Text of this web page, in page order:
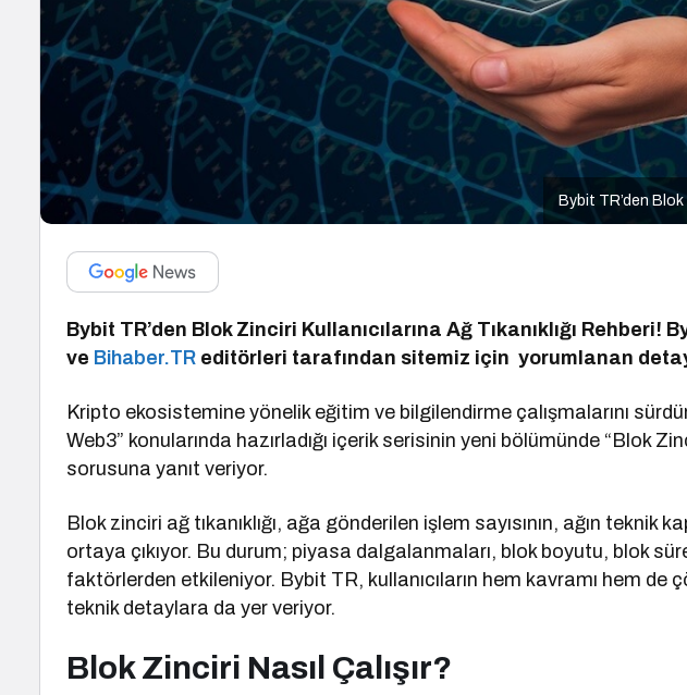
Bybit TR’den Blok
Bybit TR’den Blok Zinciri Kullanıcılarına Ağ Tıkanıklığı Rehberi!
ve Bihaber.TR editörleri tarafından sitemiz için yorumlanan
Kripto ekosistemine yönelik eğitim ve bilgilendirme çalışmalarını
Web3” konularında hazırladığı içerik serisinin yeni bölümünde “Blok
sorusuna yanıt veriyor.
Blok zinciri ağ tıkanıklığı, ağa gönderilen işlem sayısının, ağın teknik
ortaya çıkıyor. Bu durum; piyasa dalgalanmaları, blok boyutu, blok
faktörlerden etkileniyor. Bybit TR, kullanıcıların hem kavramı hem de
teknik detaylara da yer veriyor.
Blok Zinciri Nasıl Çalışır?